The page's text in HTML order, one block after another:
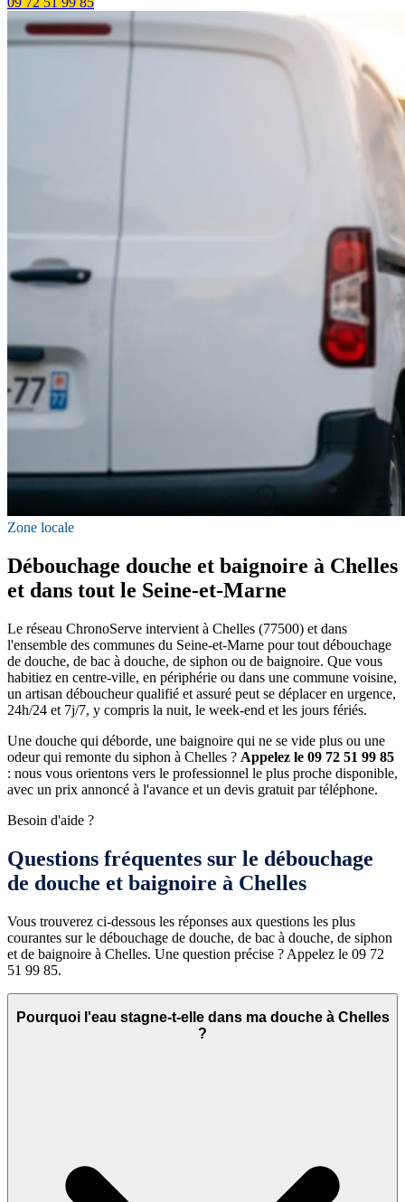
Zone locale
Débouchage douche et baignoire à Chelles
et dans tout le Seine-et-Marne
Le réseau ChronoServe intervient à Chelles (77500) et dans
l'ensemble des communes du Seine-et-Marne pour tout débouchage
de douche, de bac à douche, de siphon ou de baignoire. Que vous
habitiez en centre-ville, en périphérie ou dans une commune voisine,
un artisan déboucheur qualifié et assuré peut se déplacer en urgence,
24h/24 et 7j/7, y compris la nuit, le week-end et les jours fériés.
Une douche qui déborde, une baignoire qui ne se vide plus ou une
odeur qui remonte du siphon à Chelles ? Appelez le 09 72 51 99 85
: nous vous orientons vers le professionnel le plus proche disponible,
avec un prix annoncé à l'avance et un devis gratuit par téléphone.
Besoin d'aide ?
Questions fréquentes sur le débouchage
de douche et baignoire à Chelles
Vous trouverez ci-dessous les réponses aux questions les plus
courantes sur le débouchage de douche, de bac à douche, de siphon
et de baignoire à Chelles. Une question précise ? Appelez le 09 72
51 99 85.
Pourquoi l'eau stagne-t-elle dans ma douche à Chelles
?